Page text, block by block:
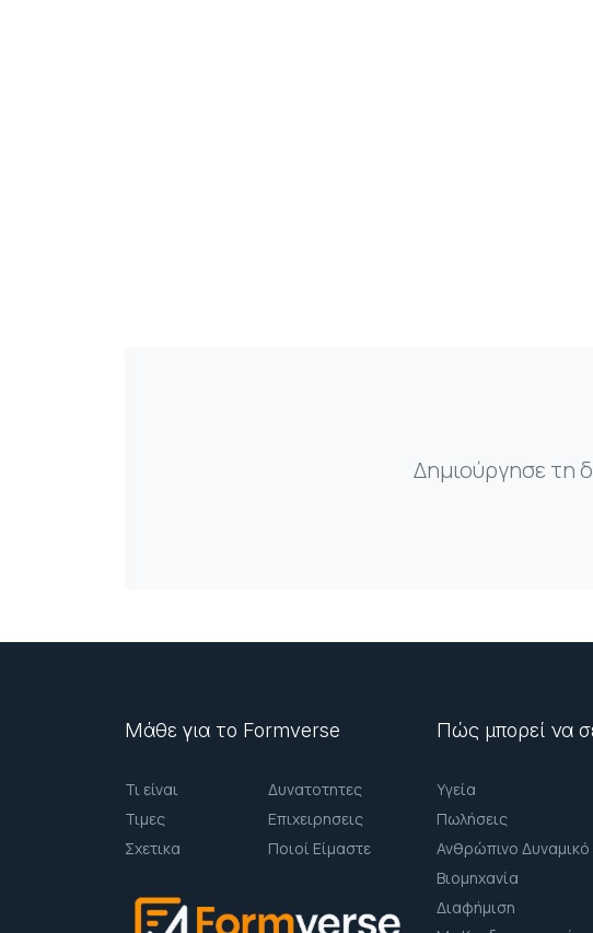
Δημιούργησε τη
Μάθε για το Formverse
Τι είναι
Δυνατοτητες
Τιμες
Επιχειρησεις
Σχετικα
Ποιοί Είμαστε
Πώς μπορεί να
Υγεία
Πωλήσεις
Ανθρώπινο Δυναμικό
Βιομηχανία
Διαφήμιση